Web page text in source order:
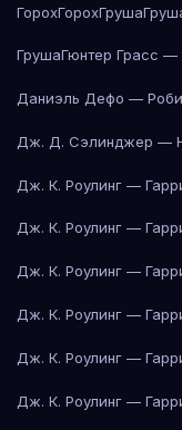
ГорохГорохГруша
ГрушаГюнтер Грасс —
Даниэль Дефо —
Дж. Д. Сэлинджер —
Дж. К. Роулинг —
Дж. К. Роулинг —
Дж. К. Роулинг —
Дж. К. Роулинг —
Дж. К. Роулинг —
Дж. К. Роулинг —